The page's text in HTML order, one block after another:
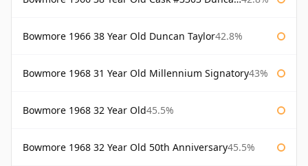
Bowmore 1966 38 Year Old Duncan Taylor42.8%
Bowmore 1968 31 Year Old Millennium Signatory43%
Bowmore 1968 32 Year Old45.5%
Bowmore 1968 32 Year Old 50th Anniversary45.5%